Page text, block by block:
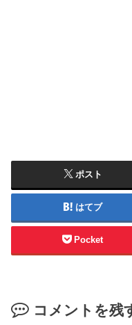
ポスト
はてブ
Pocket
コメントを残